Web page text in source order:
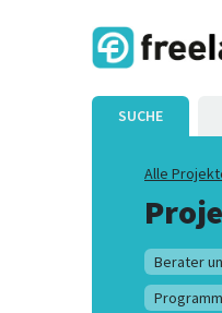
SUCHE
Alle
Berater